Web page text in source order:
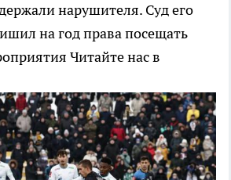
нарушителя. Суд его
на год права посещать
Читайте нас в